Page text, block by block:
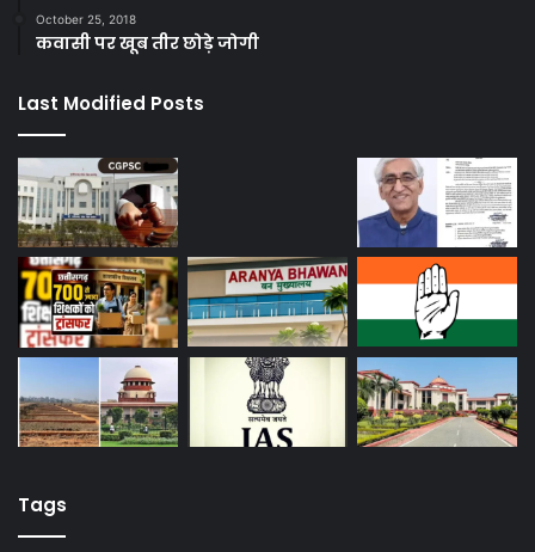
October 25, 2018
कवासी पर खूब तीर छोड़े जोगी
Last Modified Posts
Tags